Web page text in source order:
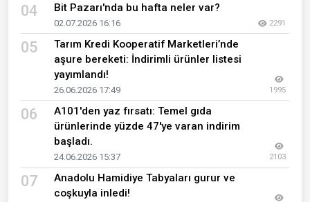
04 Bit Pazarı'nda bu hafta neler var?
02.07.2026 16:16 2291
05
Tarım Kredi Kooperatif Marketleri’nde
aşure bereketi: İndirimli ürünler listesi
yayımlandı!
26.06.2026 17:49 1995
06
A101'den yaz fırsatı: Temel gıda
ürünlerinde yüzde 47'ye varan indirim
başladı.
24.06.2026 15:37 2103
07
Anadolu Hamidiye Tabyaları gurur ve
coşkuyla inledi!